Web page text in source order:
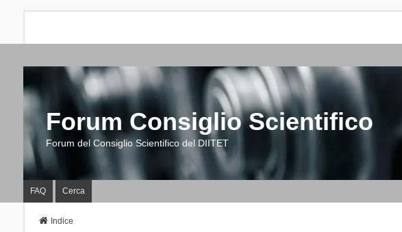
Forum Consiglio Scientifico
Forum del Consiglio Scientifico del DIITET
FAQ Cerca
Indice